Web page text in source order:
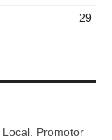
29
Promotor